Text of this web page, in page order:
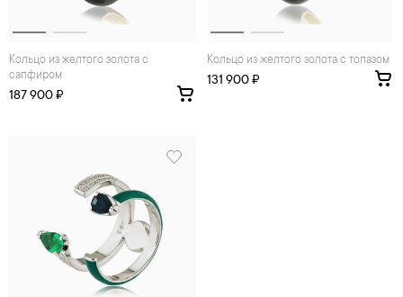
Кольцо из желтого золота с
сапфиром
187 900 ₽
Кольцо из желтого золота с топазом
131 900 ₽